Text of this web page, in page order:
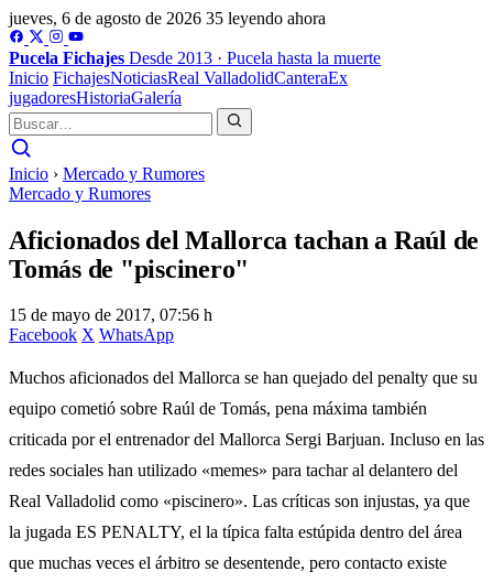
jueves, 6 de agosto de 2026 35 leyendo ahora
Pucela Fichajes Desde 2013 · Pucela hasta la muerte
Inicio FichajesNoticiasReal ValladolidCanteraEx
jugadoresHistoriaGalería
Inicio › Mercado y Rumores
Mercado y Rumores
Aficionados del Mallorca tachan a Raúl de
Tomás de "piscinero"
15 de mayo de 2017, 07:56 h
Facebook X WhatsApp
Muchos aficionados del Mallorca se han quejado del penalty que su
equipo cometió sobre Raúl de Tomás, pena máxima también
criticada por el entrenador del Mallorca Sergi Barjuan. Incluso en las
redes sociales han utilizado «memes» para tachar al delantero del
Real Valladolid como «piscinero». Las críticas son injustas, ya que
la jugada ES PENALTY, el la típica falta estúpida dentro del área
que muchas veces el árbitro se desentende, pero contacto existe